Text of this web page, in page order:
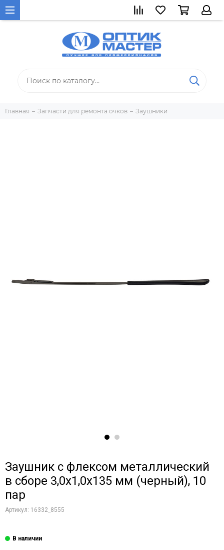
Главная Запчасти для ремонта очков Заушники
Заушник с флексом металлический
в сборе 3,0х1,0х135 мм (черный), 10
пар
Артикул: 16332_8555